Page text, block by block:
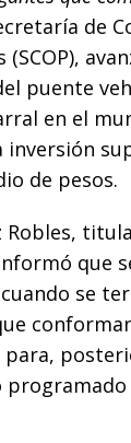
s
A
p
p
y
Li
n
k
de
puente
en el
inversión
de pesos.
Robles,
que
se
para,